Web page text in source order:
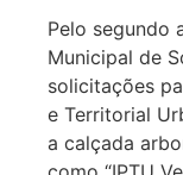
Pelo segundo
Municipal de
solicitações
e Territorial
a calçada